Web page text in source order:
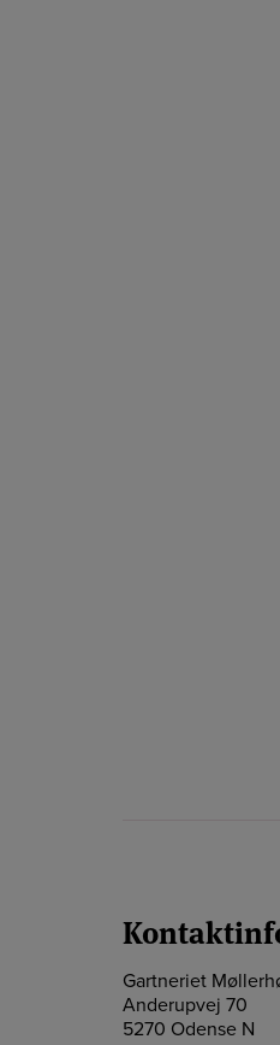
Gartneriet
Anderupvej 70
5270 Odense N